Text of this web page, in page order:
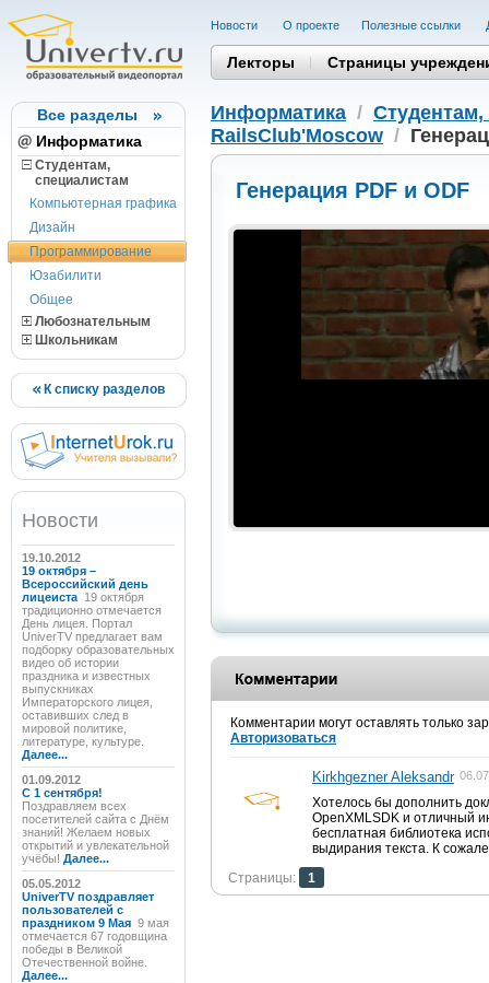
Все разделы
Информатика
Студентам,
cпециалистам
Компьютерная графика
Дизайн
Программирование
Юзабилити
Общее
Любознательным
Школьникам
К списку разделов
Новости
19.10.2012
19 октября –
Всероссийский день
лицеиста 19 октября
традиционно отмечается
День лицея. Портал
UniverTV предлагает вам
подборку образовательных
видео об истории
праздника и известных
выпускниках
Императорского лицея,
оставивших след в
мировой политике,
литературе, культуре.
Далее...
01.09.2012
C 1 сентября!
Поздравляем всех
посетителей сайта с Днём
знаний! Желаем новых
открытий и увлекательной
учёбы! Далее...
05.05.2012
UniverTV поздравляет
пользователей с
праздником 9 Мая 9 мая
отмечается 67 годовщина
победы в Великой
Отечественной войне.
Далее...
Новости О проекте Полезные cсылки
Лекторы Страницы
Информатика /
RailsClub'Moscow /
Генерация PDF и ODF
Комментарии могут оставлять только
Авторизоваться
Kirkhgezner Aleksandr
Хотелось бы дополнить
OpenXMLSDK и отличный
бесплатная библиотека
выдирания текста. К
Страницы:
1